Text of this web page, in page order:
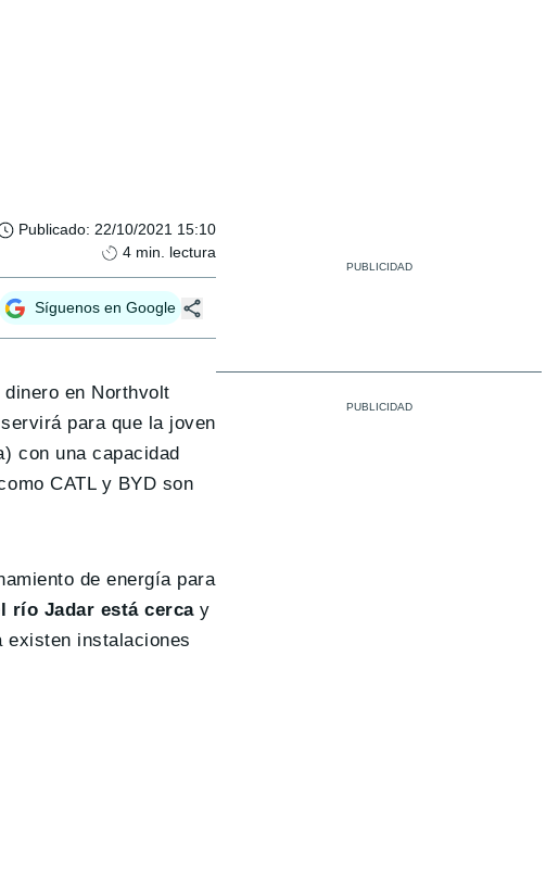
Publicado: 22/10/2021 15:10
4 min. lectura
Síguenos en Google
en Northvolt
para que la joven
con una capacidad
CATL y BYD son
de energía para
río Jadar está cercay
existen instalaciones